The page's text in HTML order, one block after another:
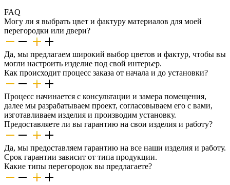
FAQ
Могу ли я выбрать цвет и фактуру материалов для моей
перегородки или двери?
Да, мы предлагаем широкий выбор цветов и фактур, чтобы вы
могли настроить изделие под свой интерьер.
Как происходит процесс заказа от начала и до установки?
Процесс начинается с консультации и замера помещения,
далее мы разрабатываем проект, согласовываем его с вами,
изготавливаем изделия и производим установку.
Предоставляете ли вы гарантию на свои изделия и работу?
Да, мы предоставляем гарантию на все наши изделия и работу.
Срок гарантии зависит от типа продукции.
Какие типы перегородок вы предлагаете?